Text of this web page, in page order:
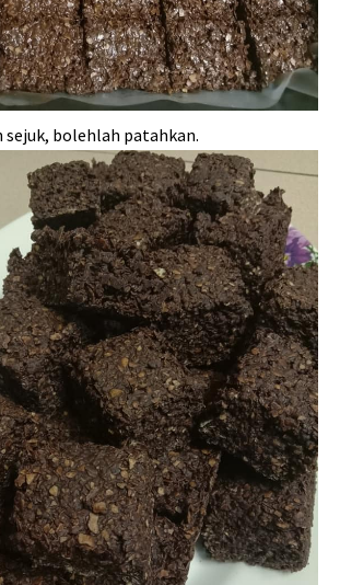
sejuk, bolehlah patahkan.